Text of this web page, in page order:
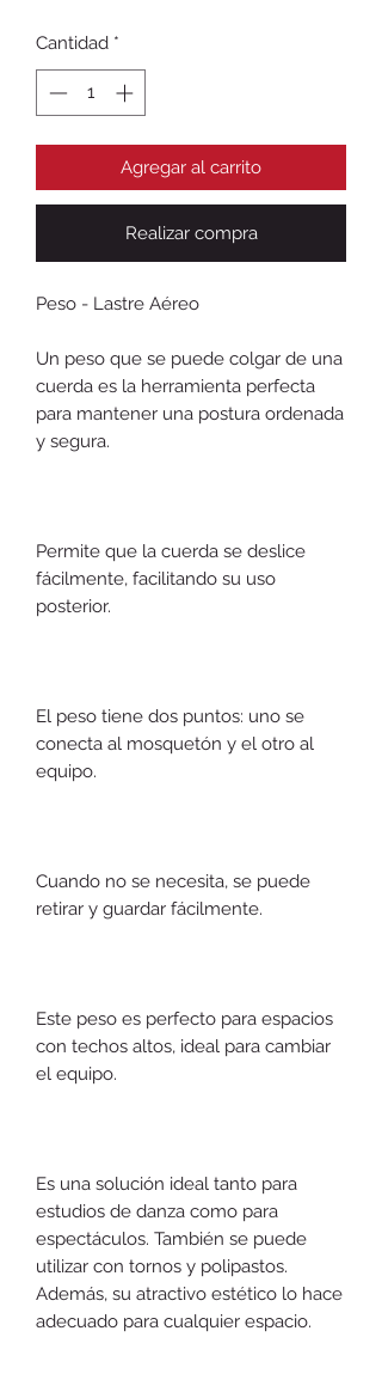
Cantidad *
Agregar al carrito
Realizar compra
Peso - Lastre Aéreo
Un peso que se puede colgar de una
cuerda es la herramienta perfecta
para mantener una postura ordenada
y segura.
Permite que la cuerda se deslice
fácilmente, facilitando su uso
posterior.
El peso tiene dos puntos: uno se
conecta al mosquetón y el otro al
equipo.
Cuando no se necesita, se puede
retirar y guardar fácilmente.
Este peso es perfecto para espacios
con techos altos, ideal para cambiar
el equipo.
Es una solución ideal tanto para
estudios de danza como para
espectáculos. También se puede
utilizar con tornos y polipastos.
Además, su atractivo estético lo hace
adecuado para cualquier espacio.